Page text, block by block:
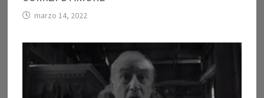
marzo 14, 2022